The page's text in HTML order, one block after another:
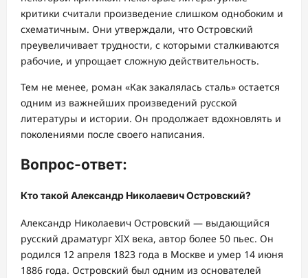
критики считали произведение слишком однобоким и
схематичным. Они утверждали, что Островский
преувеличивает трудности, с которыми сталкиваются
рабочие, и упрощает сложную действительность.
Тем не менее, роман «Как закалялась сталь» остается
одним из важнейших произведений русской
литературы и истории. Он продолжает вдохновлять и
поколениями после своего написания.
Вопрос-ответ:
Кто такой Александр Николаевич Островский?
Александр Николаевич Островский — выдающийся
русский драматург XIX века, автор более 50 пьес. Он
родился 12 апреля 1823 года в Москве и умер 14 июня
1886 года. Островский был одним из основателей